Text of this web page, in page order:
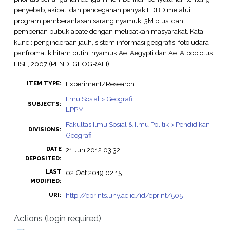
penyebab, akibat, dan pencegahan penyakit DBD melalui
program pemberantasan sarang nyamuk, 3M plus, dan
pemberian bubuk abate dengan melibatkan masyarakat. Kata
kunci: penginderaan jauh, sistem informasi geografis, foto udara
panfromatik hitam putih, nyamuk Ae. Aegypti dan Ae. Albopictus.
FISE, 2007 (PEND. GEOGRAFI)
ITEM TYPE: Experiment/Research
SUBJECTS:
Ilmu Sosial > Geografi
LPPM
DIVISIONS:
Fakultas Ilmu Sosial & Ilmu Politik > Pendidikan
Geografi
DATE
DEPOSITED:
21 Jun 2012 03:32
LAST
MODIFIED:
02 Oct 2019 02:15
URI: http://eprints.uny.ac.id/id/eprint/505
Actions (login required)